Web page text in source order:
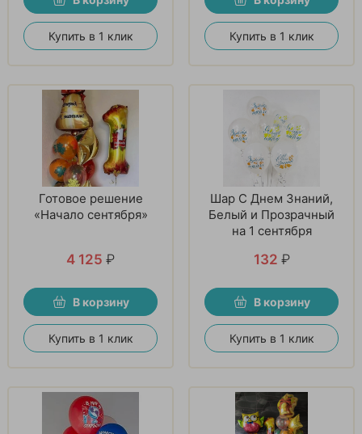
Купить в 1 клик Купить в 1 клик
Готовое решение
«Начало сентября»
4 125 ₽
В корзину
Купить в 1 клик
Шар С Днем Знаний,
Белый и Прозрачный
на 1 сентября
132 ₽
В корзину
Купить в 1 клик